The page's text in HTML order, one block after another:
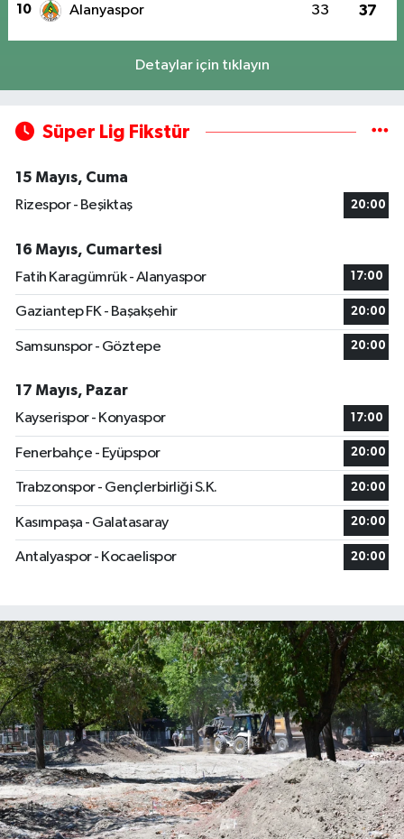
10 Alanyaspor 33 37
Detaylar için tıklayın
Süper Lig Fikstür
15 Mayıs, Cuma
Rizespor - Beşiktaş
20:00
16 Mayıs, Cumartesi
Fatih Karagümrük - Alanyaspor
17:00
Gaziantep FK - Başakşehir 20:00
Samsunspor - Göztepe 20:00
17 Mayıs, Pazar
Kayserispor - Konyaspor
17:00
Fenerbahçe - Eyüpspor 20:00
Trabzonspor - Gençlerbirliği S.K. 20:00
Kasımpaşa - Galatasaray 20:00
Antalyaspor - Kocaelispor 20:00